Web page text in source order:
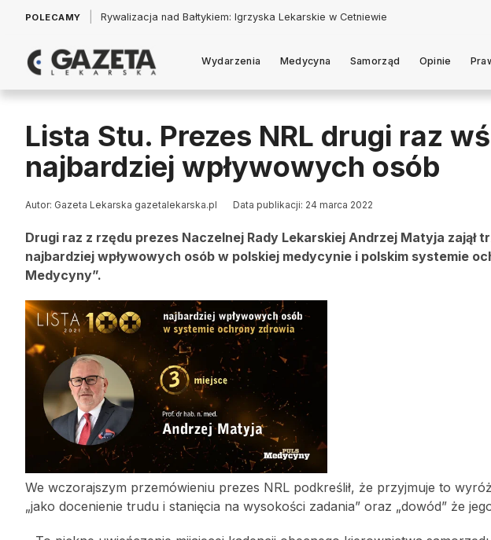
POLECAMY Łukasz Jankowski: Politycy w pogoni za króliczkiem
Wydarzenia Medycyna Samorząd Opinie
Lista Stu. Prezes NRL drugi raz
najbardziej wpływowych osób
Autor: Gazeta Lekarska gazetalekarska.pl Data publikacji: 24 marca 2022
Drugi raz z rzędu prezes Naczelnej Rady Lekarskiej Andrzej Matyja zajął
najbardziej wpływowych osób w polskiej medycynie i polskim systemie
Medycyny”.
We wczorajszym przemówieniu prezes NRL podkreślił, że przyjmuje to
„jako docenienie trudu i stanięcia na wysokości zadania” oraz „dowód” że jego